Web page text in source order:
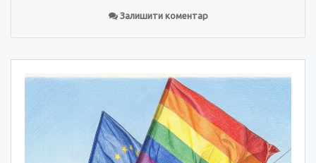
Залишити коментар